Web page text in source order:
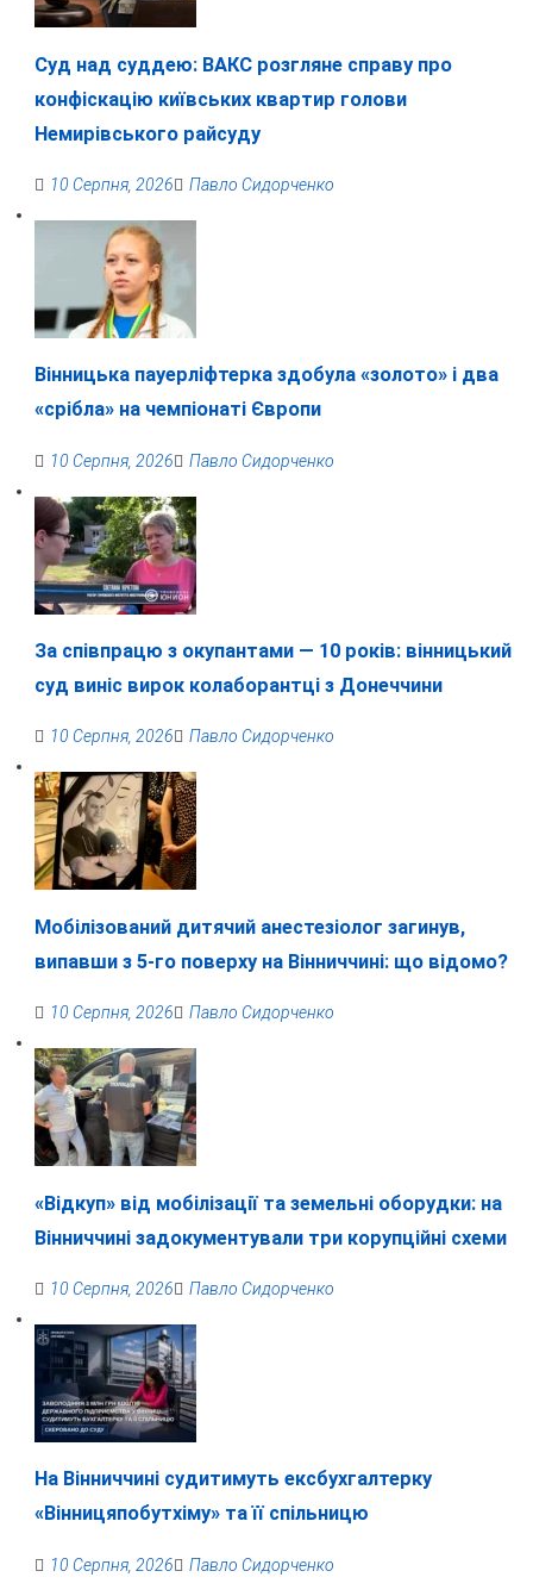
Суд над суддею: ВАКС розгляне справу про
конфіскацію київських квартир голови
Немирівського райсуду
10 Серпня, 2026 Павло Сидорченко
Вінницька пауерліфтерка здобула «золото» і два
«срібла» на чемпіонаті Європи
10 Серпня, 2026 Павло Сидорченко
За співпрацю з окупантами — 10 років: вінницький
суд виніс вирок колаборантці з Донеччини
10 Серпня, 2026 Павло Сидорченко
Мобілізований дитячий анестезіолог загинув,
випавши з 5-го поверху на Вінниччині: що відомо?
10 Серпня, 2026 Павло Сидорченко
«Відкуп» від мобілізації та земельні оборудки: на
Вінниччині задокументували три корупційні схеми
10 Серпня, 2026 Павло Сидорченко
На Вінниччині судитимуть ексбухгалтерку
«Вінницяпобутхіму» та її спільницю
10 Серпня, 2026 Павло Сидорченко